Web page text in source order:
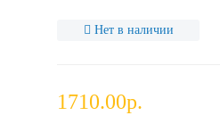
Нет в наличии
1710.00р.